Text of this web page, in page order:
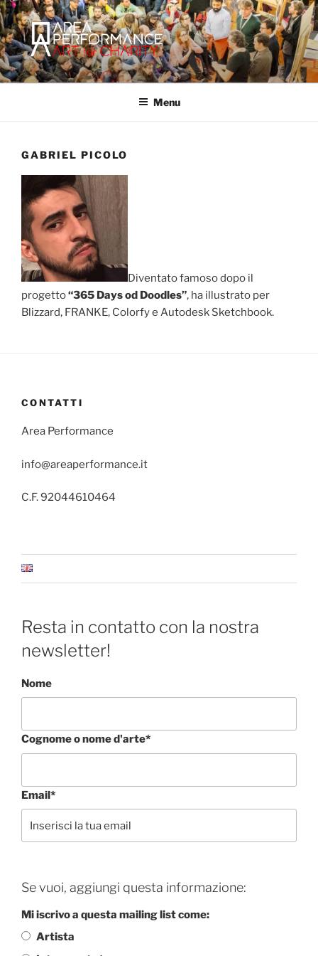
Salta
al
contenuto
AREA PERFORMANCE
Sito ufficiale della Onlus Area Performance.
Menu
GABRIEL PICOLO
Diventato famoso dopo il
progetto“365 Days od Doodles”, ha illustrato per
Blizzard, FRANKE, Colorfy e Autodesk Sketchbook.
CONTATTI
Area Performance
info@areaperformance.it
C.F. 92044610464
Resta in contatto con la nostra
newsletter!
Nome
Cognome o nome d'arte*
Email*
Se vuoi, aggiungi questa informazione:
Mi iscrivo a questa mailing list come:
Artista